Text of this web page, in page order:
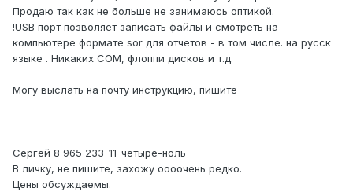
Продаю так как не больше не занимаюсь оптикой.
!USB порт позволяет записать файлы и смотреть на
компьютере формате sor для отчетов - в том числе. на русск
языке . Никаких COM, флоппи дисков и т.д.
Могу выслать на почту инструкцию, пишите
Сергей 8 965 233-11-четыре-ноль
В личку, не пишите, захожу оооочень редко.
Цены обсуждаемы.